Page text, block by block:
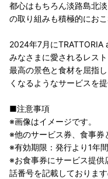
都心はもちろん淡路島北
の取り組みも積極的におこ
2024年7月にTRATTORIA
みなさまに愛されるレスト
最高の景色と食材を屈指
くなるようなサービスを提
■注意事項
※画像はイメージです。
※他のサービス券、食事券
※有効期限：発行より1年間
※お食事券にサービス提供
話番号を記載しておりま